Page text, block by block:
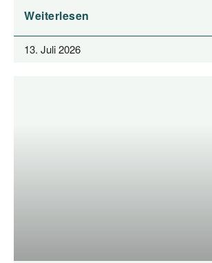
Weiterlesen
13. Juli 2026